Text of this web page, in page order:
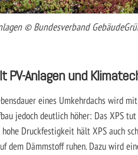
© Bundesverband
PV-Anlagen und
eines Umkehrdachs wird
jedoch deutlich höher: Das XPS
Druckfestigkeit hält XPS auch
dem Dämmstoff ruhen. Dazu wird